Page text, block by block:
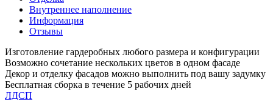
Внутреннее наполнение
Информация
Отзывы
Изготовление гардеробных любого размера и конфигурации
Возможно сочетание нескольких цветов в одном фасаде
Декор и отделку фасадов можно выполнить под вашу задумку
Бесплатная сборка в течение 5 рабочих дней
ЛДСП